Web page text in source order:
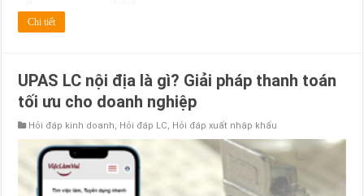
Chi tiết
UPAS LC nội địa là gì? Giải pháp thanh toán
tối ưu cho doanh nghiệp
Hỏi đáp kinh doanh, Hỏi đáp LC, Hỏi đáp xuất nhập khẩu